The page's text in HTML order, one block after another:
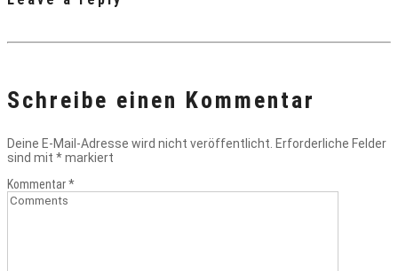
Schreibe einen Kommentar
Deine E-Mail-Adresse wird nicht veröffentlicht. Erforderliche Felder
sind mit *markiert
Kommentar*